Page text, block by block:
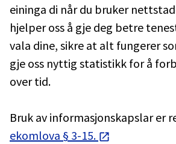
eininga di når du bruker
hjelper oss å gje deg betre
vala dine, sikre at alt fungerer
gje oss nyttig statistikk for å
over tid.
Bruk av informasjonskapslar er
ekomlova § 3-15.